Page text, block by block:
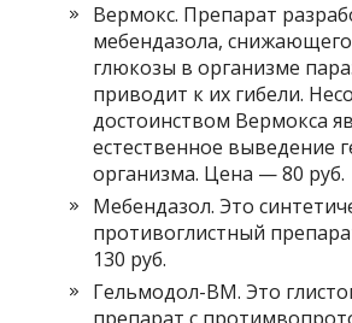
Вермокс. Препарат
мебендазола,
глюкозы в организме
приводит к их гибели.
достоинством Вермокса
естественное выведение
организма. Цена — 80 руб.
Мебендазол. Это
противоглистный
130 руб.
Гельмодол-ВМ. Это